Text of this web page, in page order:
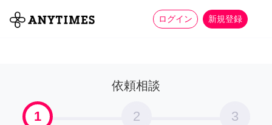
ログイン 新規登録
全て 家事 more_horiz
依頼相談
1 2 3